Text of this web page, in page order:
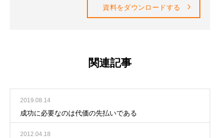
資料をダウンロードする
関連記事
2019.08.14
成功に必要なのは代価の先払いである
2012.04.18